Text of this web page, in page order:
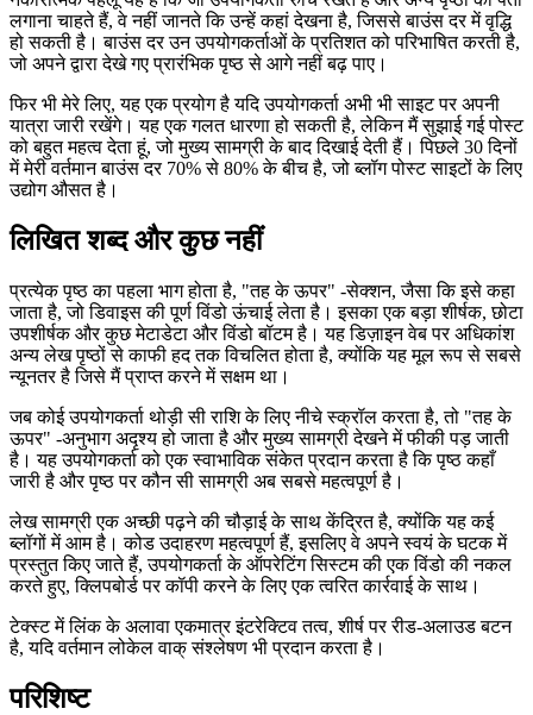
मैंने एक मुख्य नेविगेशन तत्व जोड़ने से परहेज किया, जिसे पृष्ठ के शीर्ष या किनारे
पर प्रमुखता से रखा गया था, जैसा कि कई अन्य वेब ऐप कर रहे हैं, पूरी तरह से
इमर्सिव, पत्रिका-जैसे पढ़ने का अनुभव प्रदान करने के लिए। इसका एक बड़ा
नकारात्मक पहलू यह है कि जो उपयोगकर्ता रुचि रखते हैं और अन्य पृष्ठों का पता
लगाना चाहते हैं, वे नहीं जानते कि उन्हें कहां देखना है, जिससे बाउंस दर में वृद्धि
हो सकती है। बाउंस दर उन उपयोगकर्ताओं के प्रतिशत को परिभाषित करती है,
जो अपने द्वारा देखे गए प्रारंभिक पृष्ठ से आगे नहीं बढ़ पाए।
फिर भी मेरे लिए, यह एक प्रयोग है यदि उपयोगकर्ता अभी भी साइट पर अपनी
यात्रा जारी रखेंगे। यह एक गलत धारणा हो सकती है, लेकिन मैं सुझाई गई पोस्ट
को बहुत महत्व देता हूं, जो मुख्य सामग्री के बाद दिखाई देती हैं। पिछले 30 दिनों
में मेरी वर्तमान बाउंस दर 70% से 80% के बीच है, जो ब्लॉग पोस्ट साइटों के लिए
लिखित शब्द और कुछ नहीं
प्रत्येक पृष्ठ का पहला भाग होता है, "तह के ऊपर" -सेक्शन, जैसा कि इसे कहा
जाता है, जो डिवाइस की पूर्ण विंडो ऊंचाई लेता है। इसका एक बड़ा शीर्षक, छोटा
उपशीर्षक और कुछ मेटाडेटा और विंडो बॉटम है। यह डिज़ाइन वेब पर अधिकांश
अन्य लेख पृष्ठों से काफी हद तक विचलित होता है, क्योंकि यह मूल रूप से सबसे
न्यूनतर है जिसे मैं प्राप्त करने में सक्षम था।
जब कोई उपयोगकर्ता थोड़ी सी राशि के लिए नीचे स्क्रॉल करता है, तो "तह के
ऊपर" -अनुभाग अदृश्य हो जाता है और मुख्य सामग्री देखने में फीकी पड़ जाती
है। यह उपयोगकर्ता को एक स्वाभाविक संकेत प्रदान करता है कि पृष्ठ कहाँ
जारी है और पृष्ठ पर कौन सी सामग्री अब सबसे महत्वपूर्ण है।
लेख सामग्री एक अच्छी पढ़ने की चौड़ाई के साथ केंद्रित है, क्योंकि यह कई
ब्लॉगों में आम है। कोड उदाहरण महत्वपूर्ण हैं, इसलिए वे अपने स्वयं के घटक में
प्रस्तुत किए जाते हैं, उपयोगकर्ता के ऑपरेटिंग सिस्टम की एक विंडो की नकल
करते हुए, क्लिपबोर्ड पर कॉपी करने के लिए एक त्वरित कार्रवाई के साथ।
टेक्स्ट में लिंक के अलावा एकमात्र इंटरेक्टिव तत्व, शीर्ष पर रीड-अलाउड बटन